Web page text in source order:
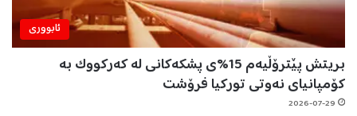
ئابووری
بریتش پێترۆڵیەم 15%ی پشکەکانی لە کەرکووک بە
کۆمپانیای نەوتی تورکیا فرۆشت
2026-07-29